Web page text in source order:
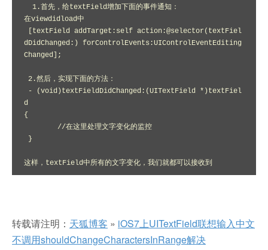
在viewdidload中
dDidChanged:) forControlEvents:UIControlEventEditing
Changed];
d
{
这样，textField中所有的文字变化，我们就都可以接收到
转载请注明： 天狐博客 » iOS7上UITextField联想输入中文
不调用shouldChangeCharactersInRange解决